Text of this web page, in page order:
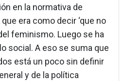
en la normativa de
era como decir ‘que no
feminismo. Luego se ha
social. A eso se suma que
está un poco sin definir
y de la política